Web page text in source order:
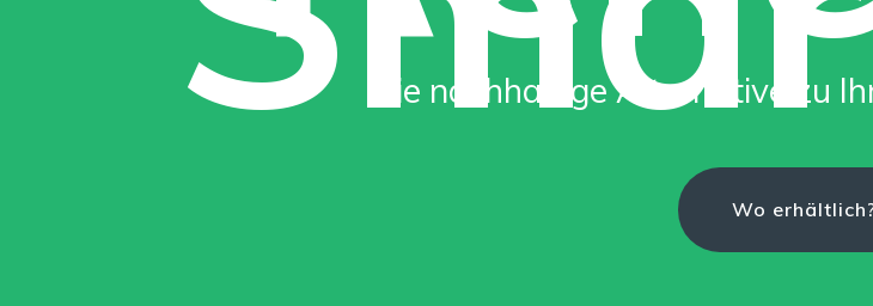
Die nachhaltige Alternative zu
Wo